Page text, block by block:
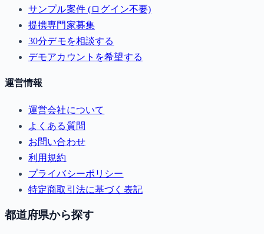
サンプル案件 (ログイン不要)
提携専門家募集
30分デモを相談する
デモアカウントを希望する
運営情報
運営会社について
よくある質問
お問い合わせ
利用規約
プライバシーポリシー
特定商取引法に基づく表記
都道府県から探す